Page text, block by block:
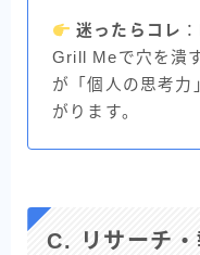
迷ったらコレ
Grill Meで穴を潰
が「個人の思考力
がります。
C. リサーチ